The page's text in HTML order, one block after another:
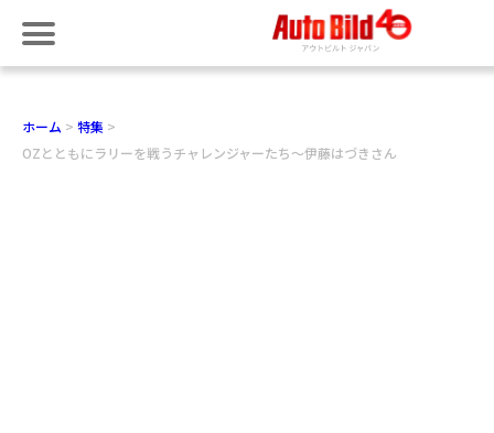
ホーム
特集
OZとともにラリーを戦うチャレンジャーたち〜伊藤はづきさん